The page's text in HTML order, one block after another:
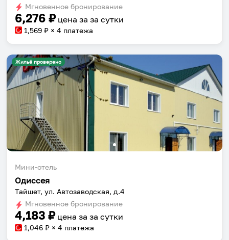
changing
dates.
changing
dates.
Мгновенное бронирование
6,276 ₽ цена за за сутки
1,569 ₽ × 4 платежа
Жильё проверено
Мини-отель
Одиссея
Тайшет, ул. Автозаводская, д.4
Мгновенное бронирование
4,183 ₽ цена за за сутки
1,046 ₽ × 4 платежа